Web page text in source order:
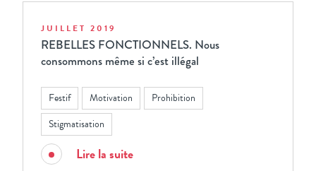
JUILLET 2019
REBELLES FONCTIONNELS. Nous
consommons même si c’est illégal
Festif Motivation
Prohibition
Stigmatisation
Lire la suite